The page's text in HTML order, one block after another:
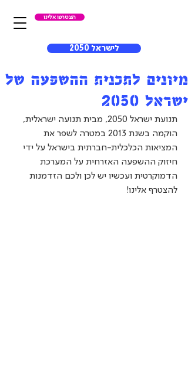
הצטרפו אלינו
לישראל 2050
מיונים לתכנית ההשפעה של
ישראל 2050
תנועת ישראל 2050, מבית תנועה ישראלית,
הוקמה בשנת 2013 במטרה לשפר את
המציאות הכלכלית-חברתית בישראל על ידי
חיזוק ההשפעה האזרחית על המערכת
הדמוקרטית ועכשיו יש לכן ולכם הזדמנות
להצטרף אלינו!